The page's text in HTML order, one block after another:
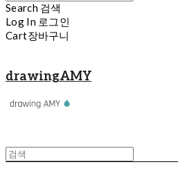
Search 검색
Log In 로그인
Cart장바구니
drawingAMY